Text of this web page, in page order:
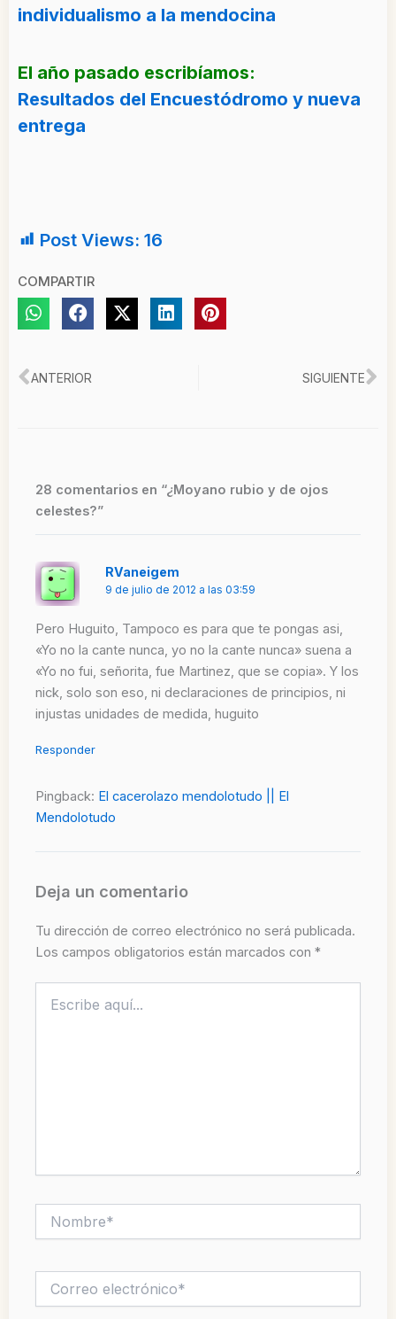
individualismo a la mendocina
El año pasado escribíamos:
Resultados del Encuestódromo y nueva
entrega
Post Views: 16
COMPARTIR
Ant
ANTERIOR SIGUIENTE
28 comentarios en “¿Moyano rubio y de ojos
celestes?”
RVaneigem
9 de julio de 2012 a las 03:59
Pero Huguito, Tampoco es para que te pongas asi,
«Yo no la cante nunca, yo no la cante nunca» suena a
«Yo no fui, señorita, fue Martinez, que se copia». Y los
nick, solo son eso, ni declaraciones de principios, ni
injustas unidades de medida, huguito
Responder
Pingback: El cacerolazo mendolotudo || El
Mendolotudo
Deja un comentario
Tu dirección de correo electrónico no será publicada.
Los campos obligatorios están marcados con *
aquí...
electrónico*